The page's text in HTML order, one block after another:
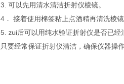
3. 可以先用清水清洁折射仪棱镜。
4． 接着使用棉签粘上点酒精再清洗棱
5. zui后可以用纯水验证折射仪是否已经
只要经常保证折射仪清洁，确保仪器操